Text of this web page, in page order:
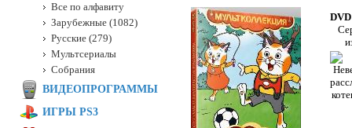
Все по алфавиту
Зарубежные (1082)
Русские (279)
Мультсериалы
Собрания
ВИДЕОПРОГРАММЫ
ИГРЫ PS3